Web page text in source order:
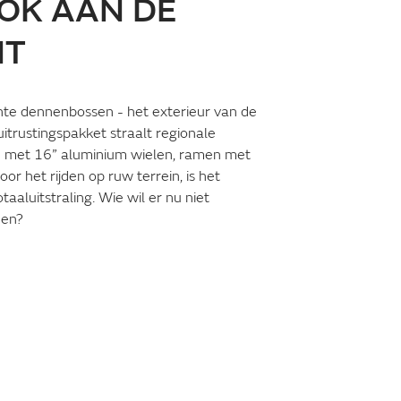
AAN DE
dennenbossen - het exterieur van de
straalt regionale
16” aluminium wielen, ramen met
het rijden op ruw terrein, is het
Wie wil er nu niet